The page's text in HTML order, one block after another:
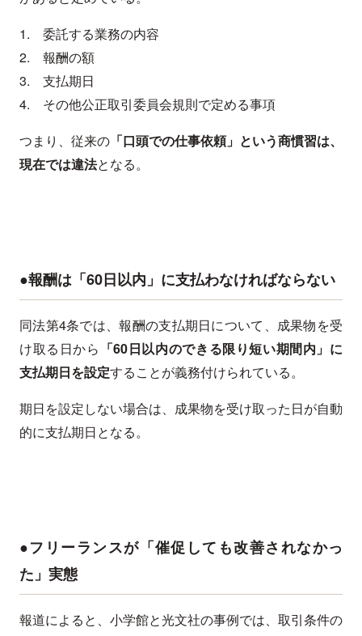
1. 委託する業務の内容
2. 報酬の額
3. 支払期日
4. その他公正取引委員会規則で定める事項
つまり、従来の 「口頭での仕事依頼」という商慣習は、
現在では違法となる。
●報酬は「60日以内」に支払わなければならない
同法第4条では、報酬の支払期日について、成果物を受
け取る日から 「60日以内のできる限り短い期間内」に
支払期日を設定することが義務付けられている。
期日を設定しない場合は、成果物を受け取った日が自動
的に支払期日となる。
●フリーランスが「催促しても改善されなかっ
た」実態
報道によると、小学館と光文社の事例では、取引条件の